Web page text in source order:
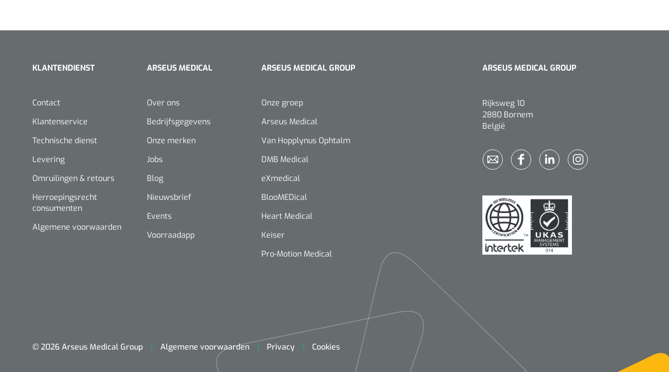
KLANTENDIENST
Contact
Klantenservice
Technische dienst
Levering
Omruilingen & retours
Herroepingsrecht
consumenten
Algemene voorwaarden
ARSEUS MEDICAL
Over ons
Bedrijfsgegevens
Onze merken
Jobs
Blog
Nieuwsbrief
Events
Voorraadapp
ARSEUS MEDICAL GROUP
Onze groep
Arseus Medical
Van Hopplynus Ophtalm
DMB Medical
eXmedical
BlooMEDical
Heart Medical
Keiser
Pro-Motion Medical
ARSEUS MEDICAL GROUP
Rijksweg 10
2880 Bornem
België
© 2026 Arseus Medical Group Algemene voorwaarden Privacy Cookies